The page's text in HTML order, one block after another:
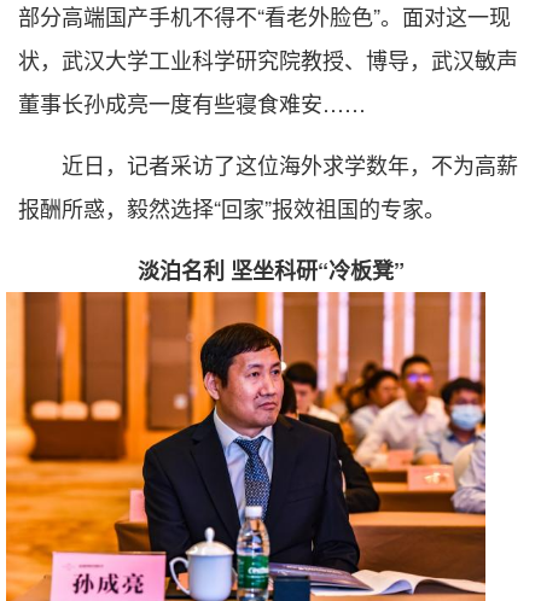
部分高端国产手机不得不“看老外脸色”。面对这一现
状，武汉大学工业科学研究院教授、博导，武汉敏声
董事长孙成亮一度有些寝食难安……
近日，记者采访了这位海外求学数年，不为高薪
报酬所惑，毅然选择“回家”报效祖国的专家。
淡泊名利 坚坐科研“冷板凳”